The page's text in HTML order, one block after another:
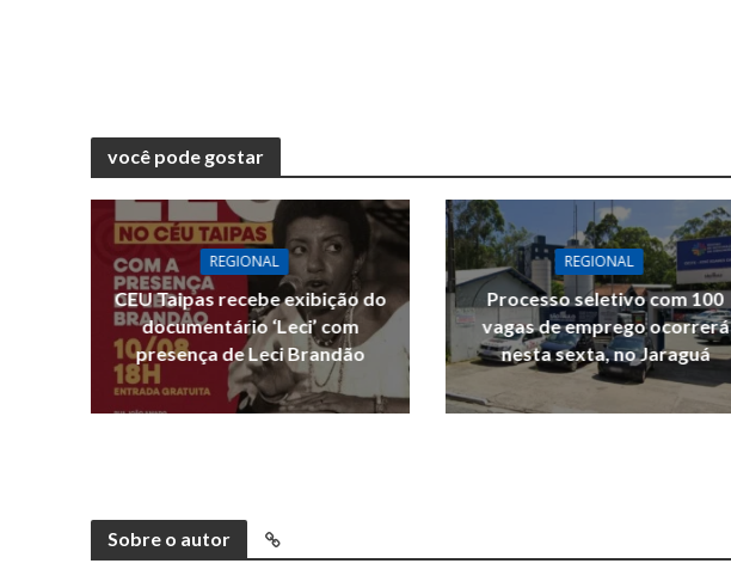
você pode gostar
REGIONAL
CEU Taipas recebe exibição do
documentário ‘Leci’ com
presença de Leci Brandão
REGIONAL
Processo seletivo com 100
vagas de emprego ocorrerá
nesta sexta, no Jaraguá
Sobre o autor